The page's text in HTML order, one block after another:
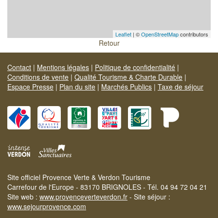
Leaflet | ©OpenStreetMapcontributors
Retour
Contact | Mentions légales | Politique de confidentialité |
Conditions de vente | Qualité Tourisme & Charte Durable |
Espace Presse | Plan du site | Marchés Publics | Taxe de séjour
Site officiel Provence Verte & Verdon Tourisme
Carrefour de l'Europe - 83170 BRIGNOLES - Tél. 04 94 72 04 21
Site web : www.provenceverteverdon.fr - Site séjour :
www.sejourprovence.com